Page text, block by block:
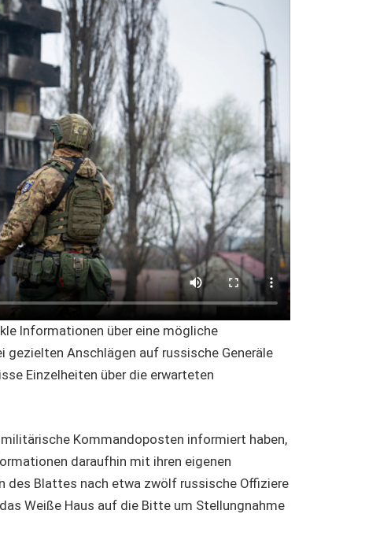
Informationen über eine mögliche
gezielten Anschlägen auf russische Generäle
Einzelheiten über die erwarteten
Kommandoposten informiert haben,
daraufhin mit ihren eigenen
des Blattes nach etwa zwölf russische Offiziere
Weiße Haus auf die Bitte um Stellungnahme